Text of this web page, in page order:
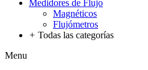
Medidores de Flujo
Magnéticos
Flujómetros
+ Todas las categorías
Menu